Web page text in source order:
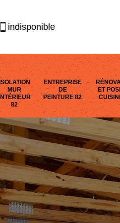
indisponible
ISOLATION
MUR
INTÉRIEUR
82
ENTREPRISE
DE
PEINTURE 82
ET